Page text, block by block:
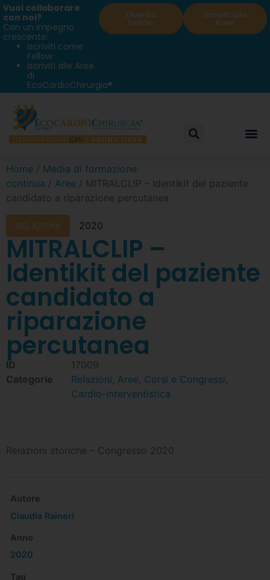
Vuoi collaborare
con noi?
Con un impegno
crescente:
Iscriviti come
Fellow
Iscriviti alle Aree
di
EcoCardioChirurgia®
Diventa
Fellow
Iscriviti alle
Aree!
Home / Media di formazione
continua / Aree / MITRALCLIP – Identikit del paziente
candidato a riparazione percutanea
RELAZIONI 2020
MITRALCLIP –
Identikit del paziente
candidato a
riparazione
percutanea
ID
17009
Categorie
Relazioni, Aree, Corsi e Congressi,
Cardio-interventistica
Relazioni storiche – Congresso 2020
Autore
Claudia Raineri
Anno
2020
Tag